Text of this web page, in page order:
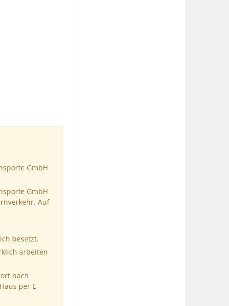
GmbH
GmbH
Auf
besetzt.
arbeiten
nach
per E-